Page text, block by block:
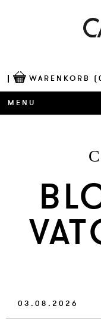
WARENKORB
MENU
03.08.2026